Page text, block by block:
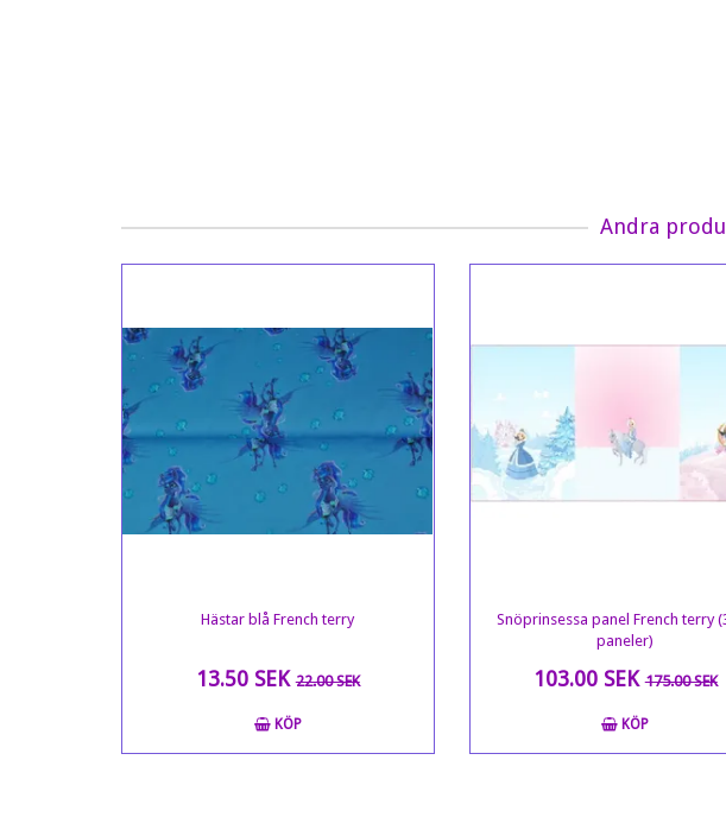
Andra
Hästar blå French terry
13.50 SEK22.00 SEK
KÖP
Snöprinsessa panel French terry
paneler)
103.00 SEK175.00 SEK
KÖP